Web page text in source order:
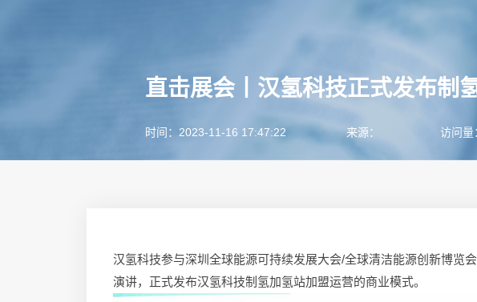
直击展会丨汉氢科技正式发布制
时间：2023-11-16 17:47:22 来源： 访问量
汉氢科技参与深圳全球能源可持续发展大会/全球清洁能源创新博览
演讲，正式发布汉氢科技制氢加氢站加盟运营的商业模式。